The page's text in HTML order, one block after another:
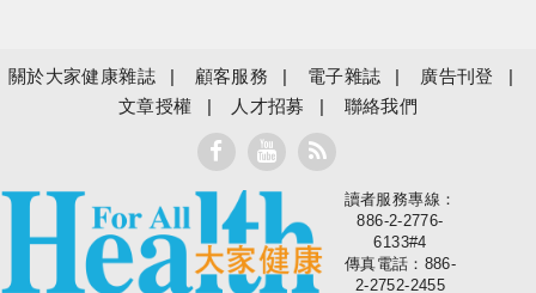
關於大家健康雜誌 顧客服務 電子雜誌
廣告刊登
文章授權
人才招募 聯絡我們
大家健康
讀者服務專線：
886-2-2776-
6133#4
傳真電話：886-
2-2752-2455